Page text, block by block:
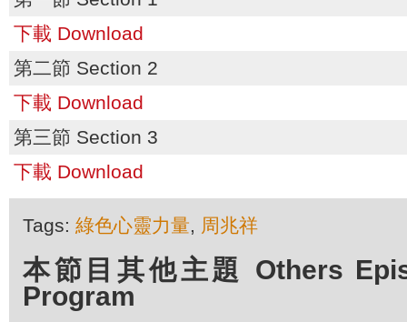
下載 Download
第二節 Section 2
下載 Download
第三節 Section 3
下載 Download
Tags: 綠色心靈力量, 周兆祥
本節目其他主題 Others
Program